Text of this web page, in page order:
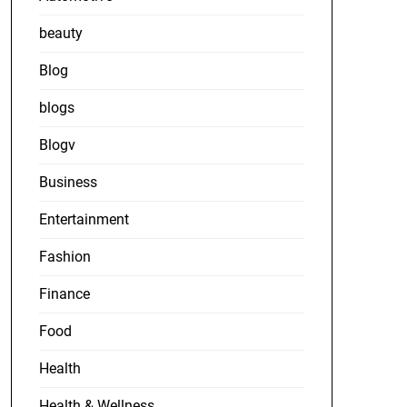
beauty
Blog
blogs
Blogv
Business
Entertainment
Fashion
Finance
Food
Health